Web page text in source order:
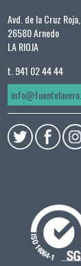
Avd. de la Cruz
26580 Arnedo
LA RIOJA
t. 941 02 44 44